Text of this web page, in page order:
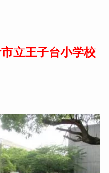
立王子台小学校